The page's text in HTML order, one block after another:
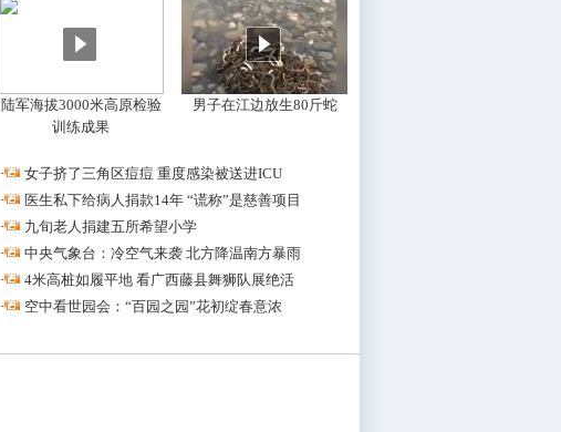
陆军海拔3000米高原检验
训练成果
男子在江边放生80斤蛇
·
女子挤了三角区痘痘 重度感染被送进ICU
·
医生私下给病人捐款14年 “谎称”是慈善项目
·
九旬老人捐建五所希望小学
·
中央气象台：冷空气来袭 北方降温南方暴雨
·
4米高桩如履平地 看广西藤县舞狮队展绝活
·
空中看世园会：“百园之园”花初绽春意浓